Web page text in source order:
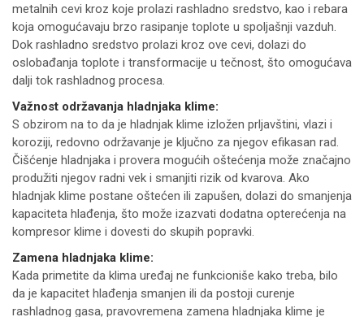
metalnih cevi kroz koje prolazi rashladno sredstvo, kao i rebara
koja omogućavaju brzo rasipanje toplote u spoljašnji vazduh.
Dok rashladno sredstvo prolazi kroz ove cevi, dolazi do
oslobađanja toplote i transformacije u tečnost, što omogućava
dalji tok rashladnog procesa.
Važnost održavanja hladnjaka klime:
S obzirom na to da je hladnjak klime izložen prljavštini, vlazi i
koroziji, redovno održavanje je ključno za njegov efikasan rad.
Čišćenje hladnjaka i provera mogućih oštećenja može značajno
produžiti njegov radni vek i smanjiti rizik od kvarova. Ako
hladnjak klime postane oštećen ili zapušen, dolazi do smanjenja
kapaciteta hlađenja, što može izazvati dodatna opterećenja na
kompresor klime i dovesti do skupih popravki.
Zamena hladnjaka klime:
Kada primetite da klima uređaj ne funkcioniše kako treba, bilo
da je kapacitet hlađenja smanjen ili da postoji curenje
rashladnog gasa, pravovremena zamena hladnjaka klime je